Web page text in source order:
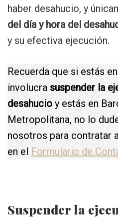
haber desahucio, y
del día y hora del
y su efectiva ejecución.
Recuerda que si estás
involucra suspender la
desahucio y estás en
Metropolitana, no lo
nosotros para contratar
en el Formulario de
Suspender la